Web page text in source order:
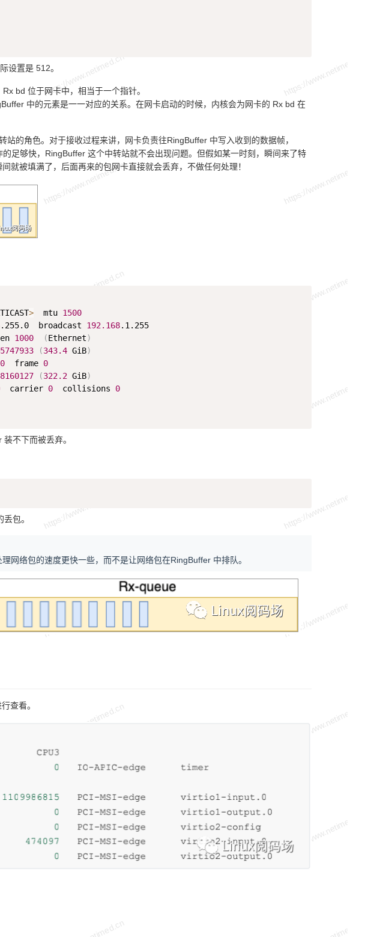
设置是 512。
bd 位于网卡中，相当于一个指针。
中的元素是一一对应的关系。在网卡启动的时候，内核会为网卡的 Rx bd 在
的角色。对于接收过程来讲，网卡负责往RingBuffer 中写入收到的数据帧，
足够快，RingBuffer 这个中转站就不会出现问题。但假如某一时刻，瞬间来了特
就被填满了，后面再来的包网卡直接就会丢弃，不做任何处理！
>
  mtu
1500
.255.0  broadcast 192.168.1.255
1000 (Ethernet)
(343.4 GiB)
0
  frame
0
(322.2 GiB)
  carrier
0
  collisions
0
不下而被丢弃。
包。
网络包的速度更快一些，而不是让网络包在RingBuffer 中排队。
查看。